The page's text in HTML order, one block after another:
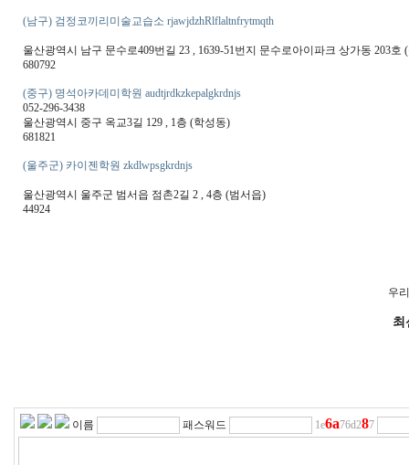
(남구) 검정코끼리미술교습소 rjawjdzhRlflaltnfrytmqth
울산광역시 남구 문수로409번길 23 , 1639-51번지 문수로아이파크 상가동 203호
680792
(중구) 명석아카데미학원 audtjrdkzkepalgkrdnjs
052-296-3438
울산광역시 중구 옥교3길 129 , 1층 (학성동)
681821
(울주군) 카이젠학원 zkdlwpsgkrdnjs
울산광역시 울주군 범서읍 점촌2길 2 , 4층 (범서읍)
44924
우
최
이름 패스워드 1e6a76d287